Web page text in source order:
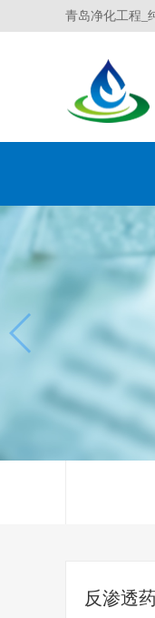
青岛净化工程_
反渗透